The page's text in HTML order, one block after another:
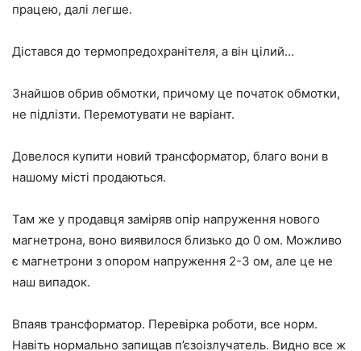
працею, далі легше.
Дістався до термопредохранітеля, а він цілий…
Знайшов обрив обмотки, причому це початок обмотки,
не підлізти. Перемотувати не варіант.
Довелося купити новий трансформатор, благо вони в
нашому місті продаються.
Там же у продавця заміряв опір напруження нового
магнетрона, воно виявилося близько до 0 ом. Можливо
є магнетрони з опором напруження 2-3 ом, але це не
наш випадок.
Впаяв трансформатор. Перевірка роботи, все норм.
Навіть нормально запищав п’єзоізлучатель. Видно все ж